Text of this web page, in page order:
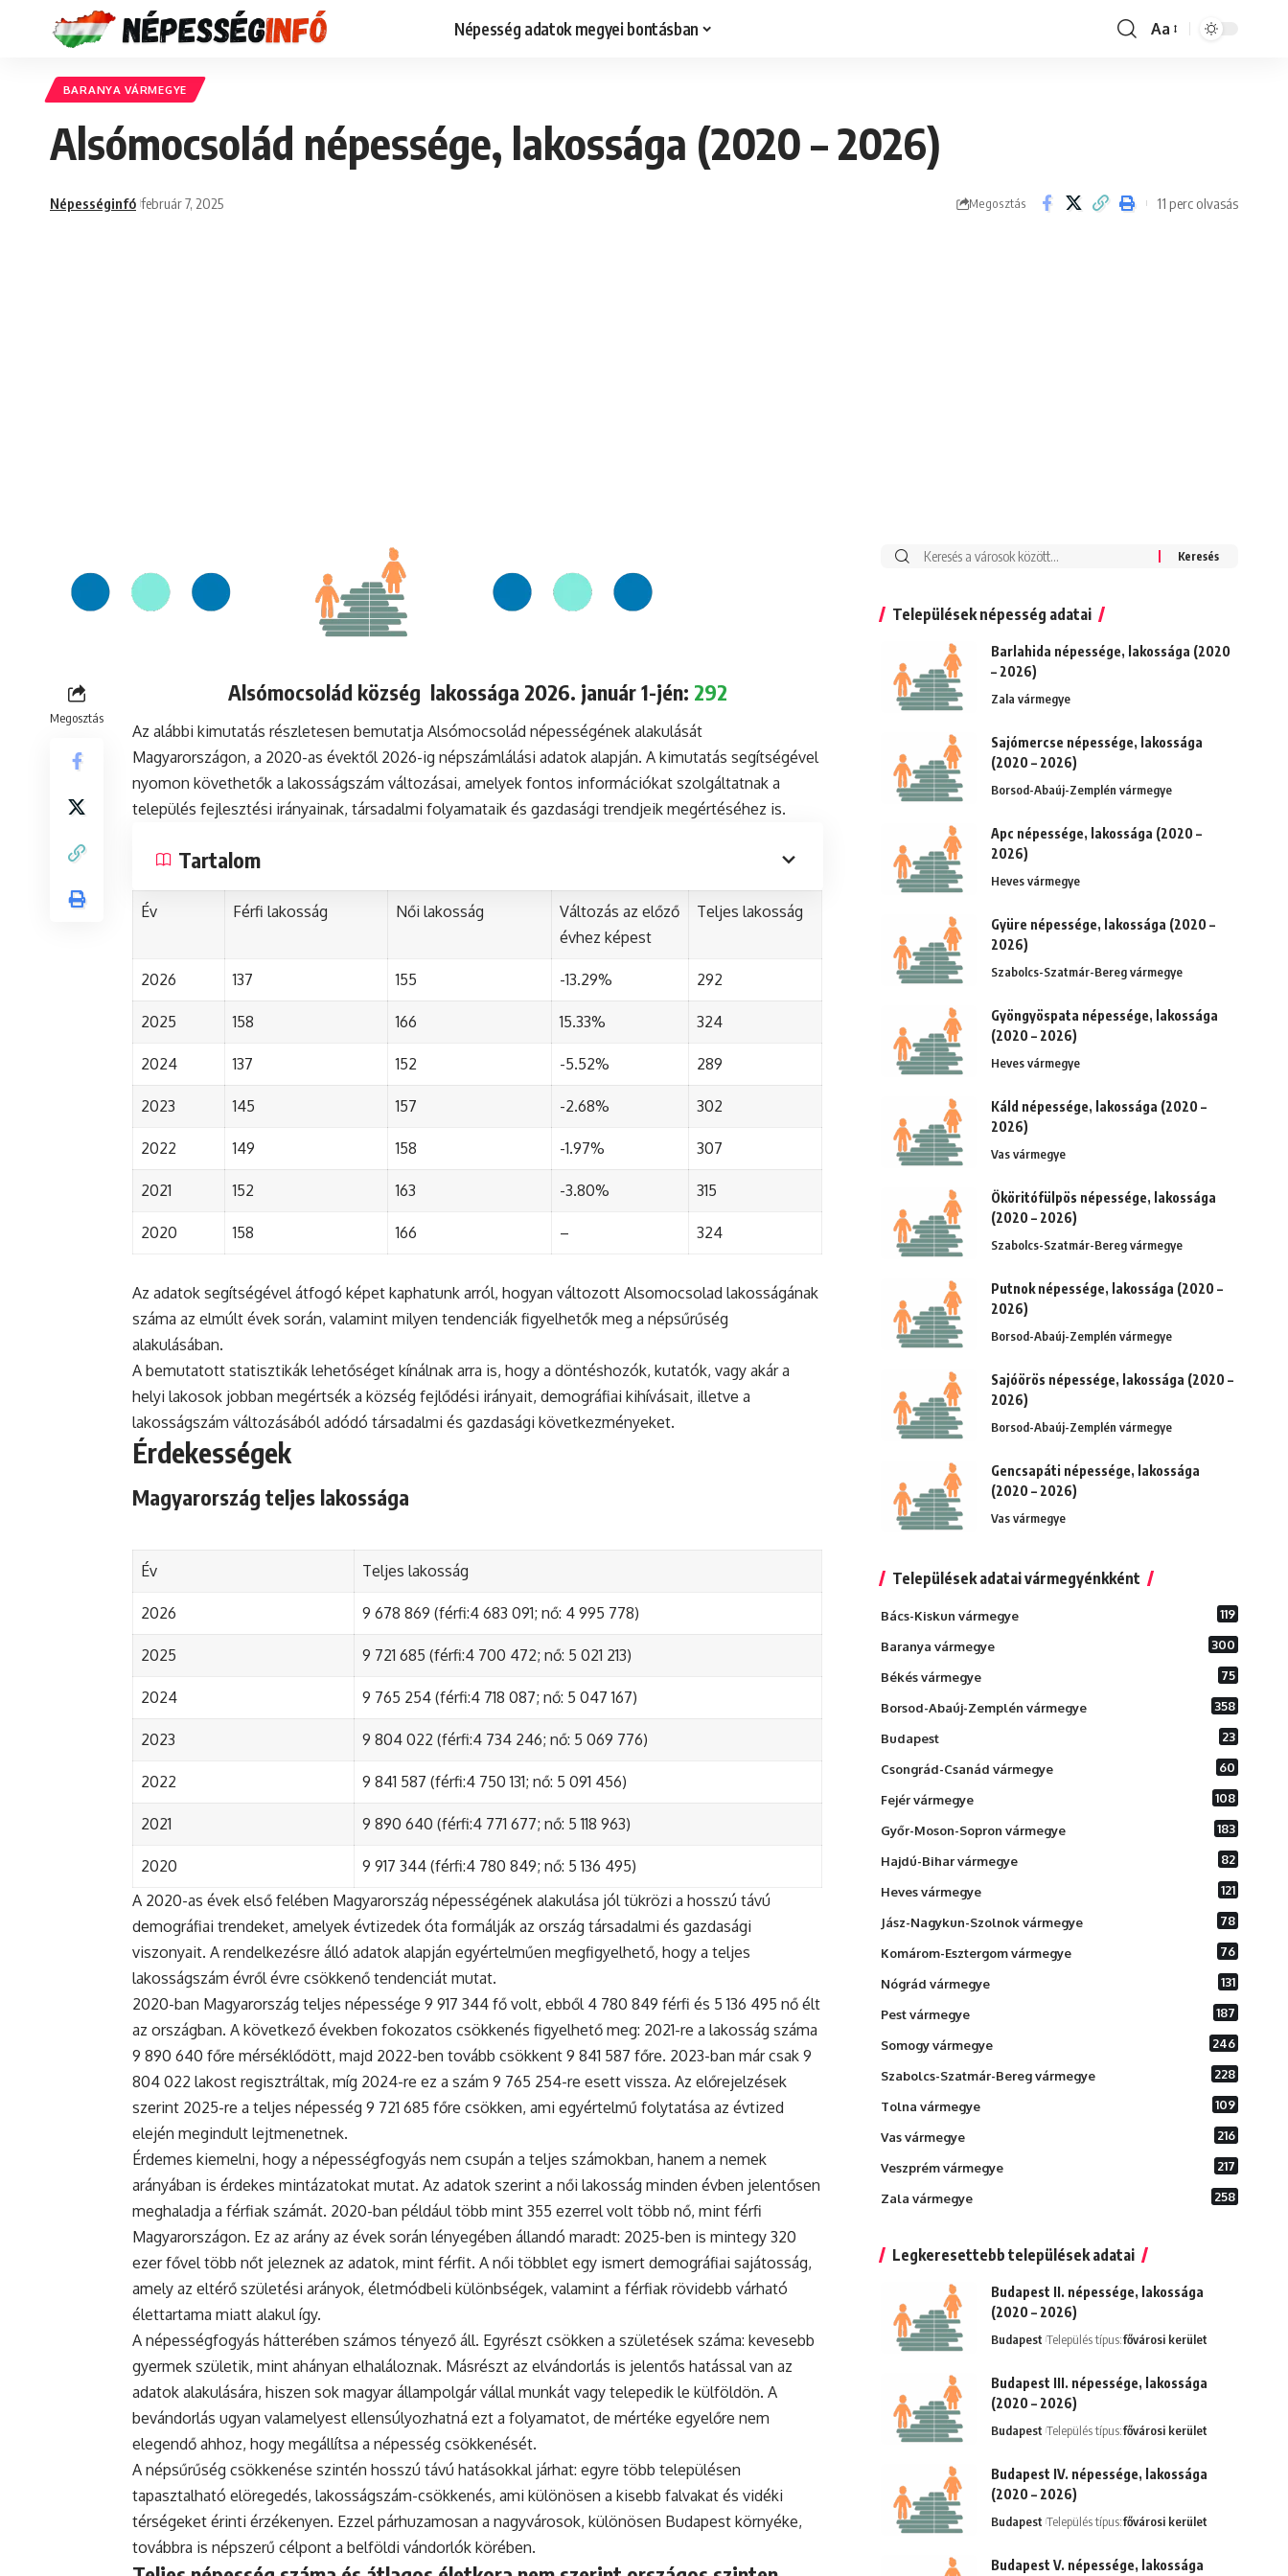
Népesség adatok megyei bontásban
Font
Aa
BARANYA VÁRMEGYE
Alsómocsolád népessége, lakossága (2020 – 2026)
Népességinfó február 7, 2025 Megosztás 11 perc olvasás
Megosztás
Alsómocsolád község lakossága 2026. január 1-jén: 292
Az alábbi kimutatás részletesen bemutatja Alsómocsolád népességének alakulását
Magyarországon, a 2020-as évektől 2026-ig népszámlálási adatok alapján. A kimutatás segítségével
nyomon követhetők a lakosságszám változásai, amelyek fontos információkat szolgáltatnak a
település fejlesztési irányainak, társadalmi folyamataik és gazdasági trendjeik megértéséhez is.
Tartalom
Év Férfi lakosság Női lakosság
Változás az előző
évhez képest
Teljes lakosság
2026 137 155 -13.29% 292
2025 158 166 15.33% 324
2024 137 152 -5.52% 289
2023 145 157 -2.68% 302
2022 149 158 -1.97% 307
2021 152 163 -3.80% 315
2020 158 166 – 324
Az adatok segítségével átfogó képet kaphatunk arról, hogyan változott Alsomocsolad lakosságának
száma az elmúlt évek során, valamint milyen tendenciák figyelhetők meg a népsűrűség
alakulásában.
A bemutatott statisztikák lehetőséget kínálnak arra is, hogy a döntéshozók, kutatók, vagy akár a
helyi lakosok jobban megértsék a község fejlődési irányait, demográfiai kihívásait, illetve a
lakosságszám változásából adódó társadalmi és gazdasági következményeket.
Érdekességek
Magyarország teljes lakossága
Év Teljes lakosság
2026 9 678 869 (férfi:4 683 091; nő: 4 995 778)
2025 9 721 685 (férfi:4 700 472; nő: 5 021 213)
2024 9 765 254 (férfi:4 718 087; nő: 5 047 167)
2023 9 804 022 (férfi:4 734 246; nő: 5 069 776)
2022 9 841 587 (férfi:4 750 131; nő: 5 091 456)
2021 9 890 640 (férfi:4 771 677; nő: 5 118 963)
2020
9 917 344 (férfi:4 780 849; nő: 5 136 495)
A 2020-as évek első felében Magyarország népességének alakulása jól tükrözi a hosszú távú
demográfiai trendeket, amelyek évtizedek óta formálják az ország társadalmi és gazdasági
viszonyait. A rendelkezésre álló adatok alapján egyértelműen megfigyelhető, hogy a teljes
lakosságszám évről évre csökkenő tendenciát mutat.
2020-ban Magyarország teljes népessége 9 917 344 fő volt, ebből 4 780 849 férfi és 5 136 495 nő élt
az országban. A következő években fokozatos csökkenés figyelhető meg: 2021-re a lakosság száma
9 890 640 főre mérséklődött, majd 2022-ben tovább csökkent 9 841 587 főre. 2023-ban már csak 9
804 022 lakost regisztráltak, míg 2024-re ez a szám 9 765 254-re esett vissza. Az előrejelzések
szerint 2025-re a teljes népesség 9 721 685 főre csökken, ami egyértelmű folytatása az évtized
elején megindult lejtmenetnek.
Érdemes kiemelni, hogy a népességfogyás nem csupán a teljes számokban, hanem a nemek
arányában is érdekes mintázatokat mutat. Az adatok szerint a női lakosság minden évben jelentősen
meghaladja a férfiak számát. 2020-ban például több mint 355 ezerrel volt több nő, mint férfi
Magyarországon. Ez az arány az évek során lényegében állandó maradt: 2025-ben is mintegy 320
ezer fővel több nőt jeleznek az adatok, mint férfit. A női többlet egy ismert demográfiai sajátosság,
amely az eltérő születési arányok, életmódbeli különbségek, valamint a férfiak rövidebb várható
élettartama miatt alakul így.
A népességfogyás hátterében számos tényező áll. Egyrészt csökken a születések száma: kevesebb
gyermek születik, mint ahányan elhaláloznak. Másrészt az elvándorlás is jelentős hatással van az
adatok alakulására, hiszen sok magyar állampolgár vállal munkát vagy telepedik le külföldön. A
bevándorlás ugyan valamelyest ellensúlyozhatná ezt a folyamatot, de mértéke egyelőre nem
elegendő ahhoz, hogy megállítsa a népesség csökkenését.
A népsűrűség csökkenése szintén hosszú távú hatásokkal járhat: egyre több településen
tapasztalható elöregedés, lakosságszám-csökkenés, ami különösen a kisebb falvakat és vidéki
térségeket érinti érzékenyen. Ezzel párhuzamosan a nagyvárosok, különösen Budapest környéke,
továbbra is népszerű célpont a belföldi vándorlók körében.
Keresés:
Települések népesség adatai
Barlahida népessége, lakossága (2020
– 2026)
Zala vármegye
Sajómercse népessége, lakossága
(2020 – 2026)
Borsod-Abaúj-Zemplén vármegye
Apc népessége, lakossága (2020 –
2026)
Heves vármegye
Gyüre népessége, lakossága (2020 –
2026)
Szabolcs-Szatmár-Bereg vármegye
Gyöngyöspata népessége, lakossága
(2020 – 2026)
Heves vármegye
Káld népessége, lakossága (2020 –
2026)
Vas vármegye
Ököritófülpös népessége, lakossága
(2020 – 2026)
Szabolcs-Szatmár-Bereg vármegye
Putnok népessége, lakossága (2020 –
2026)
Borsod-Abaúj-Zemplén vármegye
Sajóörös népessége, lakossága (2020 –
2026)
Borsod-Abaúj-Zemplén vármegye
Gencsapáti népessége, lakossága
(2020 – 2026)
Vas vármegye
Települések adatai vármegyénkként
Bács-Kiskun vármegye 119
Baranya vármegye 300
Békés vármegye 75
Borsod-Abaúj-Zemplén vármegye 358
Budapest 23
Csongrád-Csanád vármegye 60
Fejér vármegye 108
Győr-Moson-Sopron vármegye 183
Hajdú-Bihar vármegye 82
Heves vármegye 121
Jász-Nagykun-Szolnok vármegye 78
Komárom-Esztergom vármegye 76
Nógrád vármegye 131
Pest vármegye 187
Somogy vármegye 246
Szabolcs-Szatmár-Bereg vármegye 228
Tolna vármegye 109
Vas vármegye 216
Veszprém vármegye 217
Zala vármegye 258
Legkeresettebb települések adatai
Budapest II. népessége, lakossága
(2020 – 2026)
Budapest Település típus:fővárosi kerület
Budapest III. népessége, lakossága
(2020 – 2026)
Budapest Település típus:fővárosi kerület
Budapest IV. népessége, lakossága
(2020 – 2026)
Budapest Település típus:fővárosi kerület
Budapest V. népessége, lakossága